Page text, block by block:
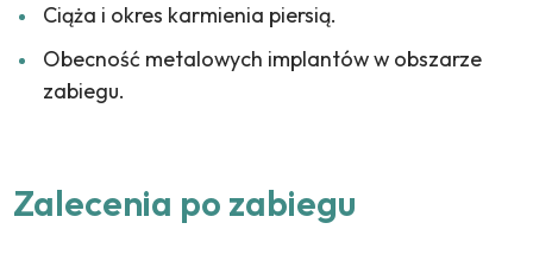
Ciąża i okres karmienia piersią.
Obecność metalowych implantów w obszarze
zabiegu.
Zalecenia po zabiegu